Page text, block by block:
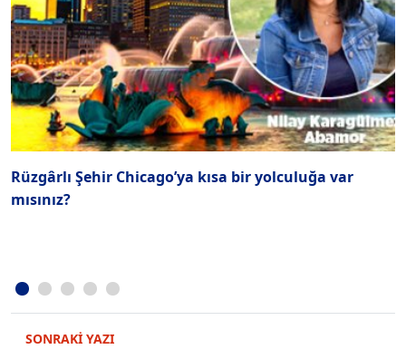
Rüzgârlı Şehir Chicago’ya kısa bir yolculuğa var
mısınız?
SONRAKİ YAZI